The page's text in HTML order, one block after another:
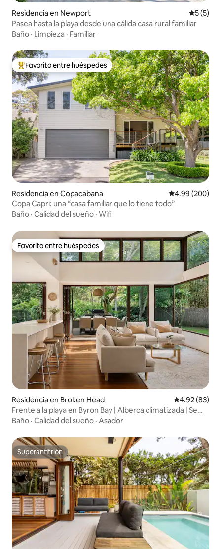
Residencia en Newport
5 (5)
Pasea hasta la playa desde una cálida casa rural familiar
Baño · Limpieza · Familiar
De los mejores en Favorito entre huéspedes
Favorito entre huéspedes
Residencia en Copacabana Calificación
4.99 (200)
Copa Capri: una “casa familiar que lo tiene todo”
Baño · Calidad del sueño · Wifi
Favorito entre huéspedes
Favorito entre huéspedes
Residencia en Broken Head Calificación
4.92 (83)
Frente a la playa en Byron Bay | Alberca climatizada | Se
admiten mascotas
Baño · Calidad del sueño · Asador
Superanfitrión
Superanfitrión